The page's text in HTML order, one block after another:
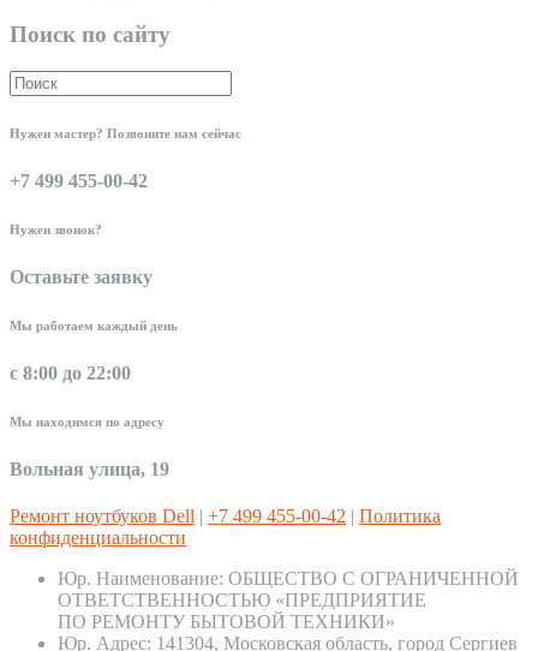
Поиск по сайту
Нужен мастер? Позвоните нам сейчас
+7 499 455-00-42
Нужен звонок?
Оставьте заявку
Мы работаем каждый день
с 8:00 до 22:00
Мы находимся по адресу
Вольная улица, 19
Ремонт ноутбуков Dell | +7 499 455-00-42 | Политика
конфиденциальности
Юр. Наименование: ОБЩЕСТВО С ОГРАНИЧЕННОЙ
ОТВЕТСТВЕННОСТЬЮ «ПРЕДПРИЯТИЕ
ПО РЕМОНТУ БЫТОВОЙ ТЕХНИКИ»
Юр. Адрес: 141304, Московская область, город Сергиев